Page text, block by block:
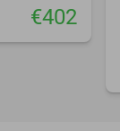
€402